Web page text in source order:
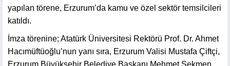
yapılan törene, Erzurum’da kamu ve özel sektör temsilcileri
katıldı.
İmza törenine; Atatürk Üniversitesi Rektörü Prof. Dr. Ahmet
Hacımüftüoğlu’nun yanı sıra, Erzurum Valisi Mustafa Çiftçi,
Erzurum Büyükşehir Belediye Başkanı Mehmet Sekmen,